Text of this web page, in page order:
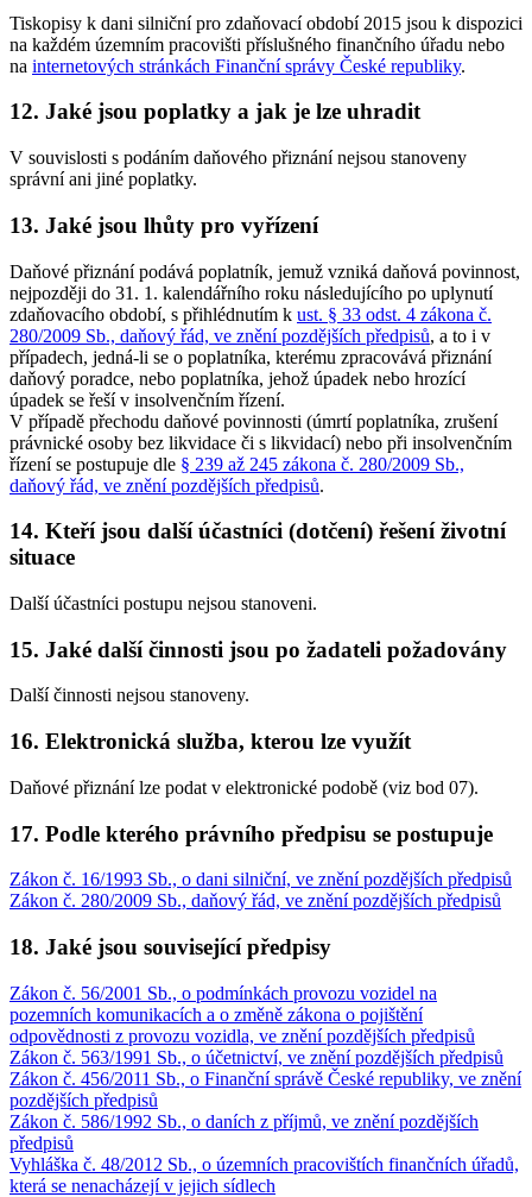
Tiskopisy k dani silniční pro zdaňovací období 2015 jsou k dispozici
na každém územním pracovišti příslušného finančního úřadu nebo
na internetových stránkách Finanční správy České republiky.
12. Jaké jsou poplatky a jak je lze uhradit
V souvislosti s podáním daňového přiznání nejsou stanoveny
správní ani jiné poplatky.
13. Jaké jsou lhůty pro vyřízení
Daňové přiznání podává poplatník, jemuž vzniká daňová povinnost,
nejpozději do 31. 1. kalendářního roku následujícího po uplynutí
zdaňovacího období, s přihlédnutím k ust. § 33 odst. 4 zákona č.
280/2009 Sb., daňový řád, ve znění pozdějších předpisů, a to i v
případech, jedná-li se o poplatníka, kterému zpracovává přiznání
daňový poradce, nebo poplatníka, jehož úpadek nebo hrozící
úpadek se řeší v insolvenčním řízení.
V případě přechodu daňové povinnosti (úmrtí poplatníka, zrušení
právnické osoby bez likvidace či s likvidací) nebo při insolvenčním
řízení se postupuje dle § 239 až 245 zákona č. 280/2009 Sb.,
daňový řád, ve znění pozdějších předpisů.
14. Kteří jsou další účastníci (dotčení) řešení životní
situace
Další účastníci postupu nejsou stanoveni.
15. Jaké další činnosti jsou po žadateli požadovány
Další činnosti nejsou stanoveny.
16. Elektronická služba, kterou lze využít
Daňové přiznání lze podat v elektronické podobě (viz bod 07).
17. Podle kterého právního předpisu se postupuje
Zákon č. 16/1993 Sb., o dani silniční, ve znění pozdějších předpisů
Zákon č. 280/2009 Sb., daňový řád, ve znění pozdějších předpisů
18. Jaké jsou související předpisy
Zákon č. 56/2001 Sb., o podmínkách provozu vozidel na
pozemních komunikacích a o změně zákona o pojištění
odpovědnosti z provozu vozidla, ve znění pozdějších předpisů
Zákon č. 563/1991 Sb., o účetnictví, ve znění pozdějších předpisů
Zákon č. 456/2011 Sb., o Finanční správě České republiky, ve znění
pozdějších předpisů
Zákon č. 586/1992 Sb., o daních z příjmů, ve znění pozdějších
předpisů
Vyhláška č. 48/2012 Sb., o územních pracovištích finančních úřadů,
která se nenacházejí v jejich sídlech